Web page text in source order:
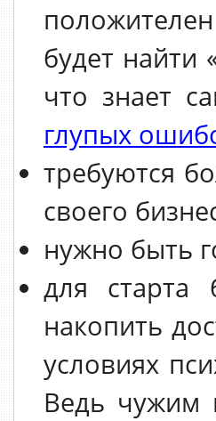
будет найти
что знает
глупых
требуются
своего
нужно быть
для старта
накопить
условиях
Ведь чужим